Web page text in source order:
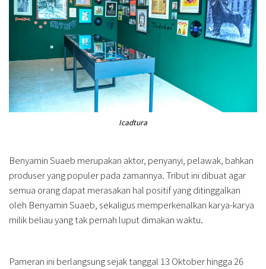
Icadtura
Benyamin Suaeb merupakan aktor, penyanyi, pelawak, bahkan
produser yang populer pada zamannya. Tribut ini dibuat agar
semua orang dapat merasakan hal positif yang ditinggalkan
oleh Benyamin Suaeb, sekaligus memperkenalkan karya-karya
milik beliau yang tak pernah luput dimakan waktu.
Pameran ini berlangsung sejak tanggal 13 Oktober hingga 26